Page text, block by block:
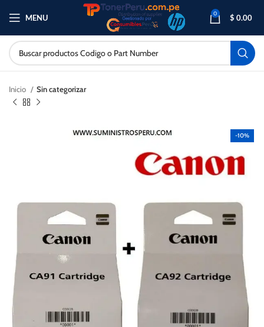
MENU 0 $ 0.00
Inicio Sin categorizar
-10%